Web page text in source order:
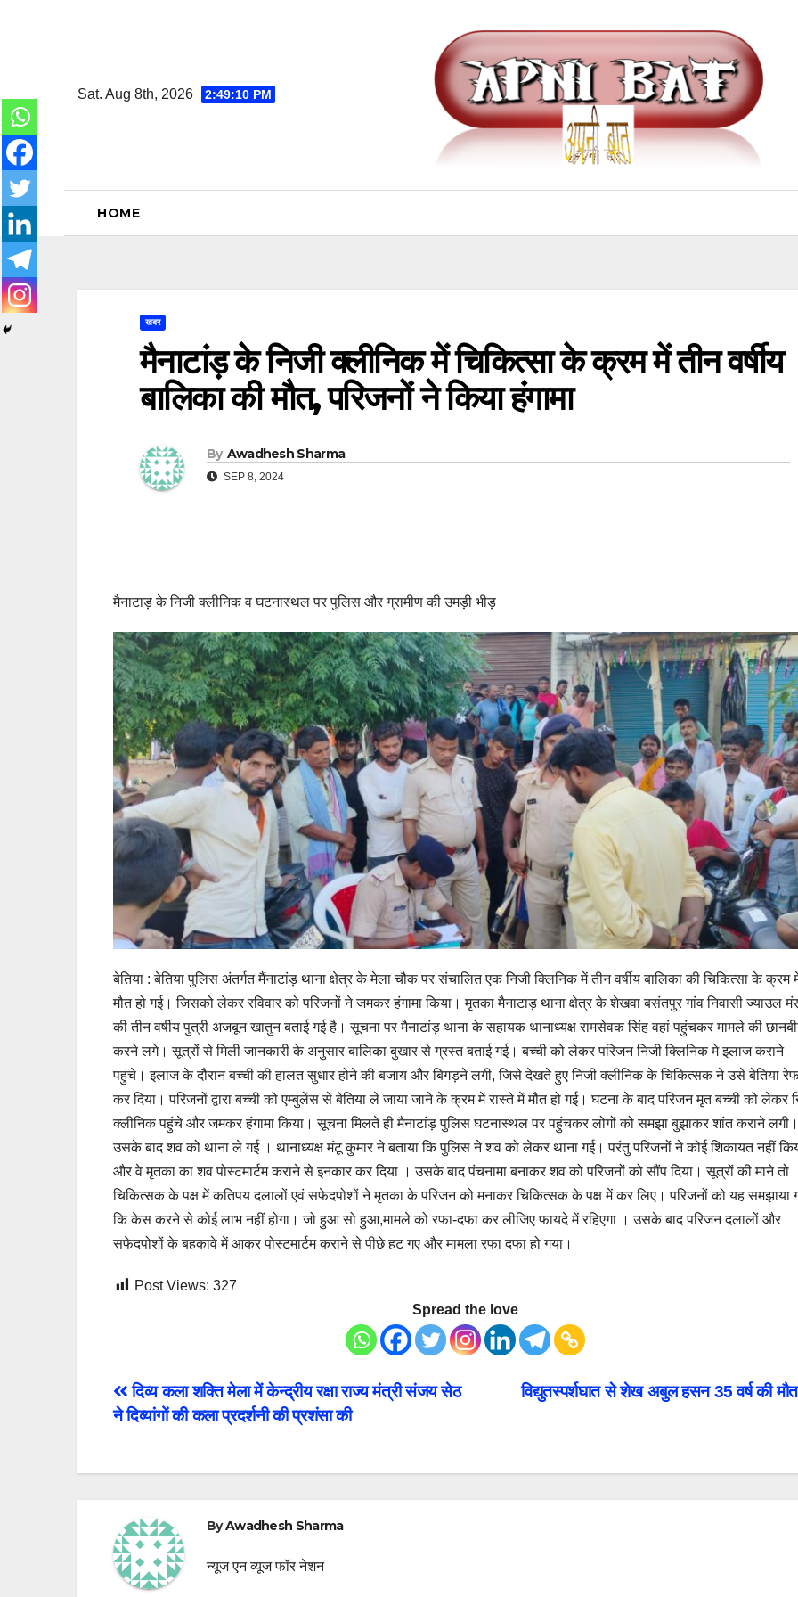
Sat. Aug 8th, 2026
2:49:11 PM
HOME
खबर
मैनाटांड़ के निजी क्लीनिक में चिकित्सा के क्रम में तीन वर्षीय
बालिका की मौत, परिजनों ने किया हंगामा
By Awadhesh Sharma
SEP 8, 2024
मैनाटाड़ के निजी क्लीनिक व घटनास्थल पर पुलिस और ग्रामीण की उमड़ी भीड़
बेतिया : बेतिया पुलिस अंतर्गत मैंनाटांड़ थाना क्षेत्र के मेला चौक पर संचालित एक निजी क्लिनिक में तीन वर्षीय बालिका की चिकित्सा के क्रम
मौत हो गई। जिसको लेकर रविवार को परिजनों ने जमकर हंगामा किया। मृतका मैनाटाड़ थाना क्षेत्र के शेखवा बसंतपुर गांव निवासी ज्याउल
की तीन वर्षीय पुत्री अजबून खातुन बताई गई है। सूचना पर मैनाटांड़ थाना के सहायक थानाध्यक्ष रामसेवक सिंह वहां पहुंचकर मामले की
करने लगे। सूत्रों से मिली जानकारी के अनुसार बालिका बुखार से ग्रस्त बताई गई। बच्ची को लेकर परिजन निजी क्लिनिक मे इलाज कराने
पहुंचे। इलाज के दौरान बच्ची की हालत सुधार होने की बजाय और बिगड़ने लगी, जिसे देखते हुए निजी क्लीनिक के चिकित्सक ने उसे बेतिया
कर दिया। परिजनों द्वारा बच्ची को एम्बुलेंस से बेतिया ले जाया जाने के क्रम में रास्ते में मौत हो गई। घटना के बाद परिजन मृत बच्ची को लेकर
क्लीनिक पहुंचे और जमकर हंगामा किया। सूचना मिलते ही मैनाटांड़ पुलिस घटनास्थल पर पहुंचकर लोगों को समझा बुझाकर शांत कराने लगी।
उसके बाद शव को थाना ले गई । थानाध्यक्ष मंटू कुमार ने बताया कि पुलिस ने शव को लेकर थाना गई। परंतु परिजनों ने कोई शिकायत नहीं
और वे मृतका का शव पोस्टमार्टम कराने से इनकार कर दिया । उसके बाद पंचनामा बनाकर शव को परिजनों को सौंप दिया। सूत्रों की माने तो
चिकित्सक के पक्ष में कतिपय दलालों एवं सफेदपोशों ने मृतका के परिजन को मनाकर चिकित्सक के पक्ष में कर लिए। परिजनों को यह समझाया
कि केस करने से कोई लाभ नहीं होगा। जो हुआ सो हुआ,मामले को रफा-दफा कर लीजिए फायदे में रहिएगा । उसके बाद परिजन दलालों और
सफेदपोशों के बहकावे में आकर पोस्टमार्टम कराने से पीछे हट गए और मामला रफा दफा हो गया।
Post Views: 327
Spread the love
Post
navigation
विद्युतस्पर्शघात से शेख अबुल हसन 35 वर्ष की
दिव्य कला शक्ति मेला में केन्द्रीय रक्षा राज्य मंत्री संजय सेठ
ने दिव्यांगों की कला प्रदर्शनी की प्रशंसा की
ByAwadhesh Sharma
न्यूज एन व्यूज फॉर नेशन